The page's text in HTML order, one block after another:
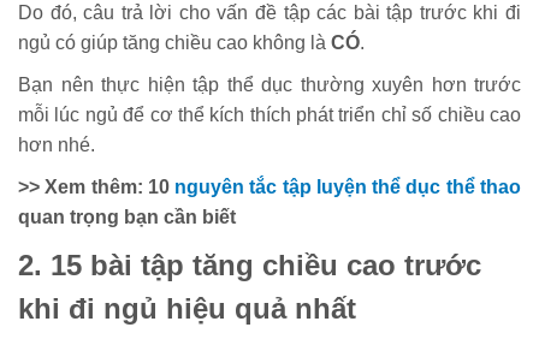
Do đó, câu trả lời cho vấn đề tập các bài tập trước khi đi
ngủ có giúp tăng chiều cao không là CÓ.
Bạn nên thực hiện tập thể dục thường xuyên hơn trước
mỗi lúc ngủ để cơ thể kích thích phát triển chỉ số chiều cao
hơn nhé.
>> Xem thêm: 10 nguyên tắc tập luyện thể dục thể thao
quan trọng bạn cần biết
2. 15 bài tập tăng chiều cao trước
khi đi ngủ hiệu quả nhất